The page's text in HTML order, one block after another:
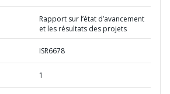
Rapport sur l’état d’avancement
et les résultats des projets
ISR6678
1